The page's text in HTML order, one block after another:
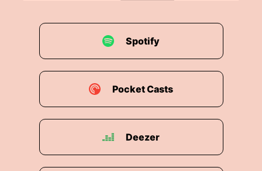
Spotify
Pocket Casts
Deezer